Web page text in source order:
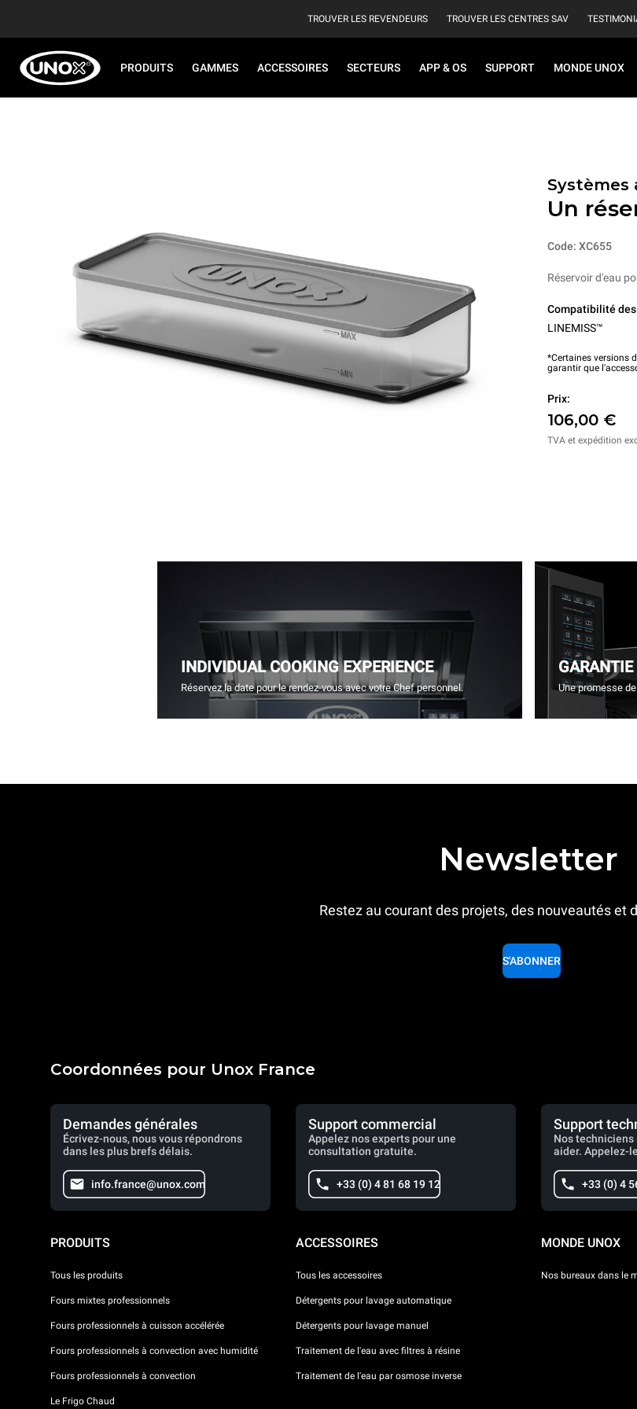
TROUVER LES REVENDEURS TROUVER LES CENTRES SAV
PRODUITS GAMMES ACCESSOIRES SECTEURS APP & OS SUPPORT MONDE UNOX
Systèmes
Un
Code: XC655
Réservoir d'eau
Compatibilité
LINEMISS™
*Certaines versions
garantir que
Prix:
106,00 €
TVA et expédition
INDIVIDUAL COOKING EXPERIENCE
Réservez la date pour le rendez-vous avec votre Chef personnel. Une promesse
Newsletter
Restez au courant des projets, des nouveautés et
S'ABONNER
Coordonnées pour Unox France
Demandes générales
Écrivez-nous, nous vous répondrons
dans les plus brefs délais.
info.france@unox.com
Support commercial
Appelez nos experts pour une
consultation gratuite.
+33 (0) 4 81 68 19 12
Support
Nos techniciens
aider. Appelez-
+33 (0) 4
PRODUITS
Tous les produits
Fours mixtes professionnels
Fours professionnels à cuisson accélérée
Fours professionnels à convection avec humidité
Fours professionnels à convection
Le Frigo Chaud
ACCESSOIRES
Tous les accessoires
Détergents pour lavage automatique
Détergents pour lavage manuel
Traitement de l'eau avec filtres à résine
Traitement de l'eau par osmose inverse
MONDE UNOX
Nos bureaux dans le